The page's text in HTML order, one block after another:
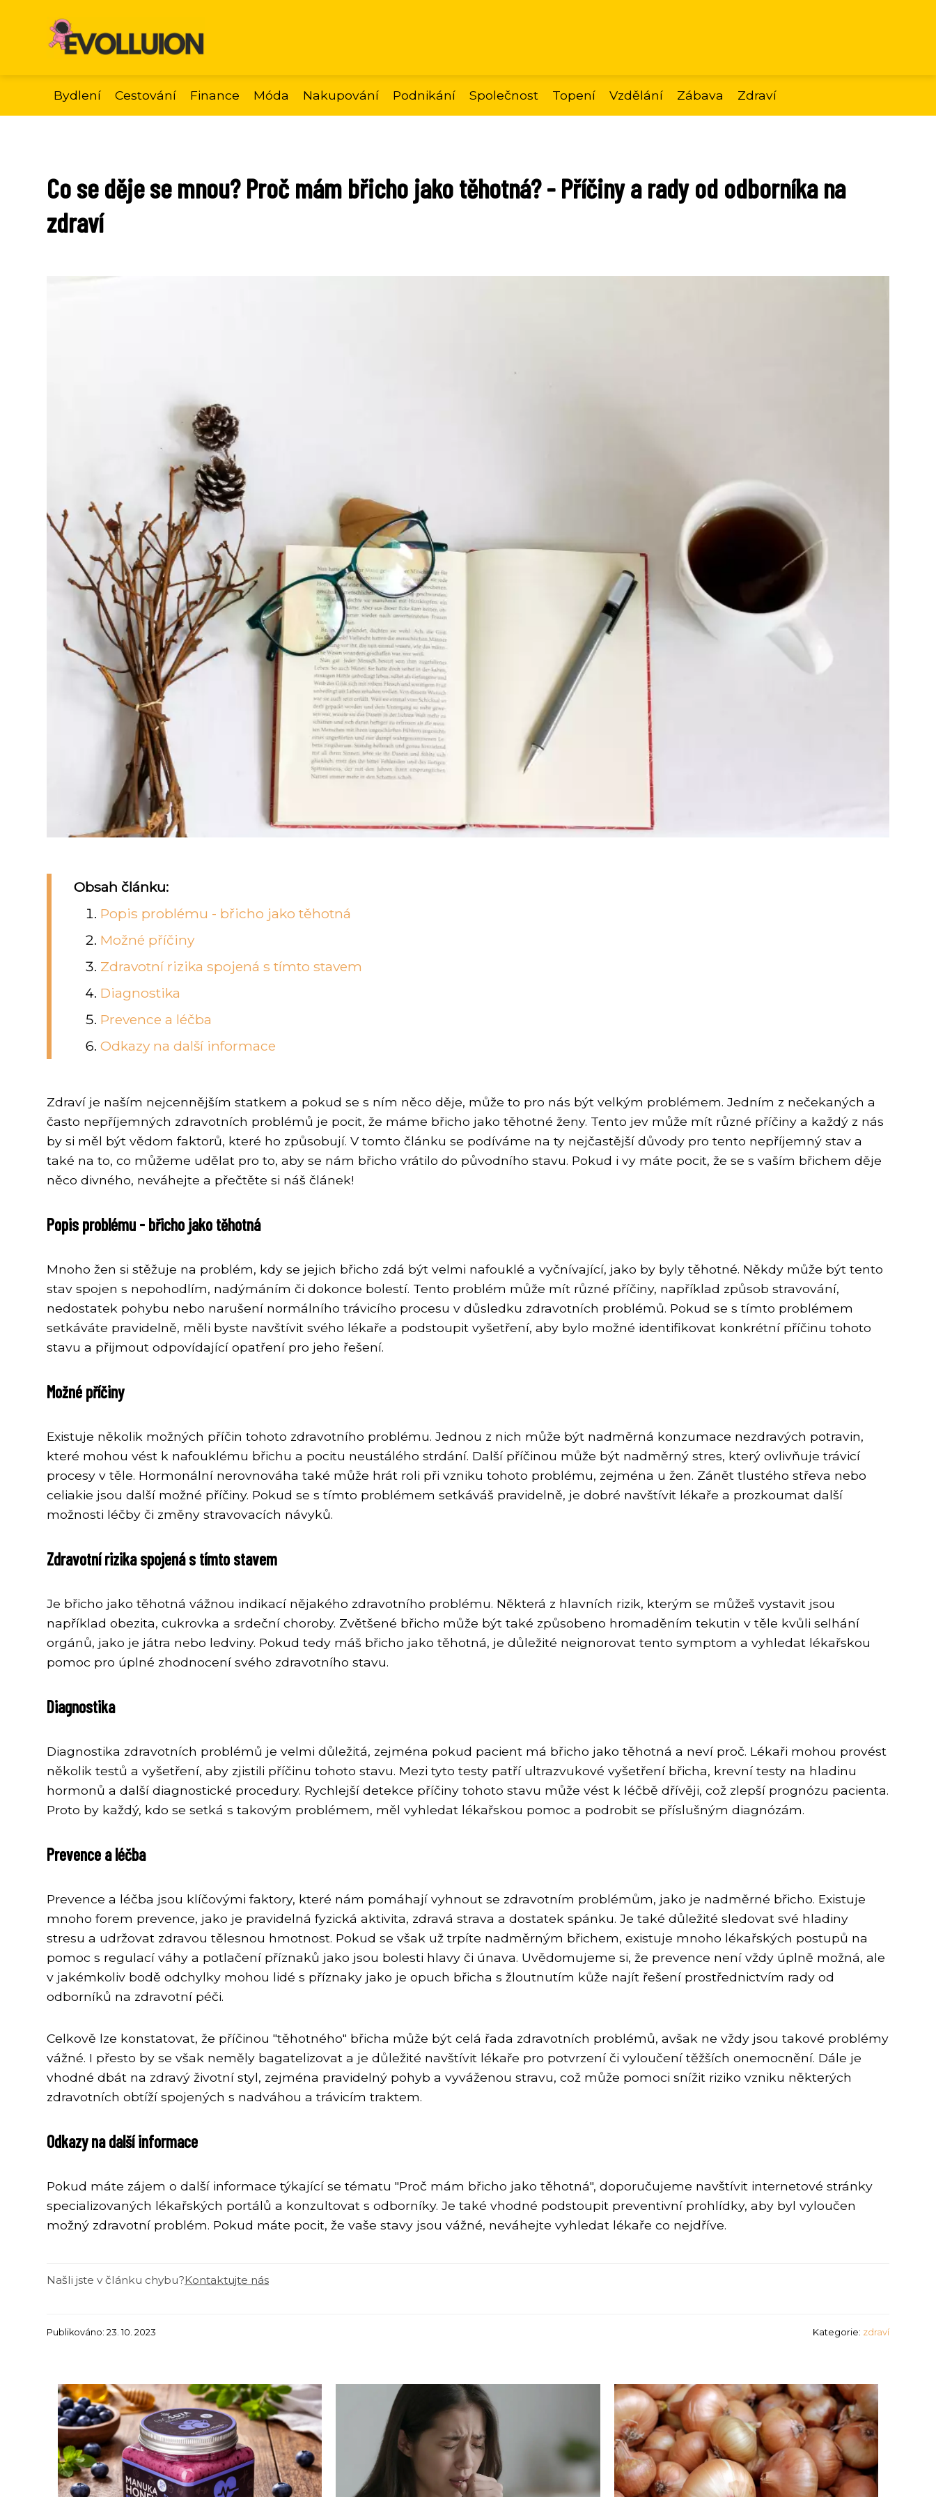
Bydlení Cestování Finance Móda Nakupování Podnikání Společnost Topení Vzdělání Zábava Zdraví
Co se děje se mnou? Proč mám břicho jako těhotná? - Příčiny a rady od odborníka na
zdraví
Obsah článku:
Popis problému - břicho jako těhotná
Možné příčiny
Zdravotní rizika spojená s tímto stavem
Diagnostika
Prevence a léčba
Odkazy na další informace
Zdraví je naším nejcennějším statkem a pokud se s ním něco děje, může to pro nás být velkým problémem. Jedním z nečekaných a
často nepříjemných zdravotních problémů je pocit, že máme břicho jako těhotné ženy. Tento jev může mít různé příčiny a každý z nás
by si měl být vědom faktorů, které ho způsobují. V tomto článku se podíváme na ty nejčastější důvody pro tento nepříjemný stav a
také na to, co můžeme udělat pro to, aby se nám břicho vrátilo do původního stavu. Pokud i vy máte pocit, že se s vaším břichem děje
něco divného, neváhejte a přečtěte si náš článek!
Popis problému - břicho jako těhotná
Mnoho žen si stěžuje na problém, kdy se jejich břicho zdá být velmi nafouklé a vyčnívající, jako by byly těhotné. Někdy může být tento
stav spojen s nepohodlím, nadýmáním či dokonce bolestí. Tento problém může mít různé příčiny, například způsob stravování,
nedostatek pohybu nebo narušení normálního trávicího procesu v důsledku zdravotních problémů. Pokud se s tímto problémem
setkáváte pravidelně, měli byste navštívit svého lékaře a podstoupit vyšetření, aby bylo možné identifikovat konkrétní příčinu tohoto
stavu a přijmout odpovídající opatření pro jeho řešení.
Možné příčiny
Existuje několik možných příčin tohoto zdravotního problému. Jednou z nich může být nadměrná konzumace nezdravých potravin,
které mohou vést k nafouklému břichu a pocitu neustálého strdání. Další příčinou může být nadměrný stres, který ovlivňuje trávicí
procesy v těle. Hormonální nerovnováha také může hrát roli při vzniku tohoto problému, zejména u žen. Zánět tlustého střeva nebo
celiakie jsou další možné příčiny. Pokud se s tímto problémem setkáváš pravidelně, je dobré navštívit lékaře a prozkoumat další
možnosti léčby či změny stravovacích návyků.
Zdravotní rizika spojená s tímto stavem
Je břicho jako těhotná vážnou indikací nějakého zdravotního problému. Některá z hlavních rizik, kterým se můžeš vystavit jsou
například obezita, cukrovka a srdeční choroby. Zvětšené břicho může být také způsobeno hromaděním tekutin v těle kvůli selhání
orgánů, jako je játra nebo ledviny. Pokud tedy máš břicho jako těhotná, je důležité neignorovat tento symptom a vyhledat lékařskou
pomoc pro úplné zhodnocení svého zdravotního stavu.
Diagnostika
Diagnostika zdravotních problémů je velmi důležitá, zejména pokud pacient má břicho jako těhotná a neví proč. Lékaři mohou provést
několik testů a vyšetření, aby zjistili příčinu tohoto stavu. Mezi tyto testy patří ultrazvukové vyšetření břicha, krevní testy na hladinu
hormonů a další diagnostické procedury. Rychlejší detekce příčiny tohoto stavu může vést k léčbě dřívěji, což zlepší prognózu pacienta.
Proto by každý, kdo se setká s takovým problémem, měl vyhledat lékařskou pomoc a podrobit se příslušným diagnózám.
Prevence a léčba
Prevence a léčba jsou klíčovými faktory, které nám pomáhají vyhnout se zdravotním problémům, jako je nadměrné břicho. Existuje
mnoho forem prevence, jako je pravidelná fyzická aktivita, zdravá strava a dostatek spánku. Je také důležité sledovat své hladiny
stresu a udržovat zdravou tělesnou hmotnost. Pokud se však už trpíte nadměrným břichem, existuje mnoho lékařských postupů na
pomoc s regulací váhy a potlačení příznaků jako jsou bolesti hlavy či únava. Uvědomujeme si, že prevence není vždy úplně možná, ale
v jakémkoliv bodě odchylky mohou lidé s příznaky jako je opuch břicha s žloutnutím kůže najít řešení prostřednictvím rady od
odborníků na zdravotní péči.
Celkově lze konstatovat, že příčinou "těhotného" břicha může být celá řada zdravotních problémů, avšak ne vždy jsou takové problémy
vážné. I přesto by se však neměly bagatelizovat a je důležité navštívit lékaře pro potvrzení či vyloučení těžších onemocnění. Dále je
vhodné dbát na zdravý životní styl, zejména pravidelný pohyb a vyváženou stravu, což může pomoci snížit riziko vzniku některých
zdravotních obtíží spojených s nadváhou a trávicím traktem.
Odkazy na další informace
Pokud máte zájem o další informace týkající se tématu "Proč mám břicho jako těhotná", doporučujeme navštívit internetové stránky
specializovaných lékařských portálů a konzultovat s odborníky. Je také vhodné podstoupit preventivní prohlídky, aby byl vyloučen
možný zdravotní problém. Pokud máte pocit, že vaše stavy jsou vážné, neváhejte vyhledat lékaře co nejdříve.
Našli jste v článku chybu?Kontaktujte nás
Publikováno: 23. 10. 2023 Kategorie: zdraví